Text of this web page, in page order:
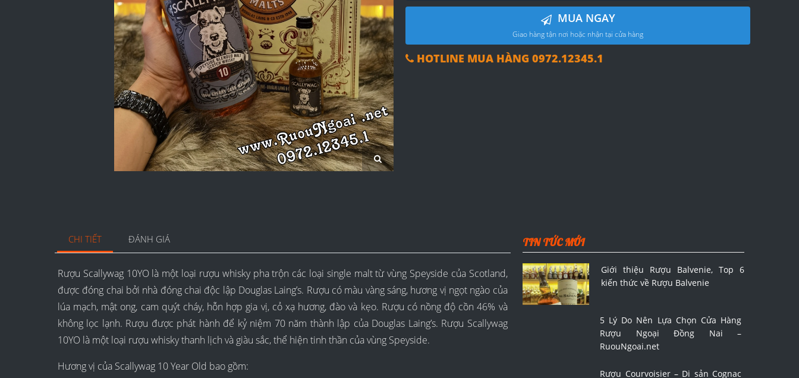
MUA NGAY
Giao hàng tận nơi hoặc nhận tại cửa hàng
HOTLINE MUA HÀNG 0972.12345.1
CHI TIẾT ĐÁNH GIÁ
Rượu Scallywag 10YO là một loại rượu whisky pha trộn các loại single malt từ vùng Speyside của Scotland,
được đóng chai bởi nhà đóng chai độc lập Douglas Laing’s. Rượu có màu vàng sáng, hương vị ngọt ngào của
lúa mạch, mật ong, cam quýt cháy, hỗn hợp gia vị, cỏ xạ hương, đào và kẹo. Rượu có nồng độ cồn 46% và
không lọc lạnh. Rượu được phát hành để kỷ niệm 70 năm thành lập của Douglas Laing’s. Rượu Scallywag
10YO là một loại rượu whisky thanh lịch và giàu sắc, thể hiện tinh thần của vùng Speyside.
Hương vị của Scallywag 10 Year Old bao gồm:
TIN TỨC MỚI
Giới thiệu Rượu Balvenie, Top 6
kiến thức về Rượu Balvenie
5 Lý Do Nên Lựa Chọn Cửa Hàng
Rượu Ngoại Đồng Nai –
RuouNgoai.net
Rượu Courvoisier – Di sản Cognac